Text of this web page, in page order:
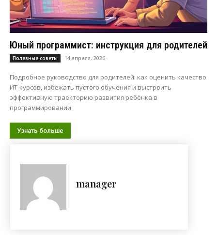
Юный программист: инструкция для родителей
Полезные советы 14 апреля, 2026
Подробное руководство для родителей: как оценить качество
ИТ-курсов, избежать пустого обучения и выстроить
эффективную траекторию развития ребёнка в
программировании
Узнать больше
manager